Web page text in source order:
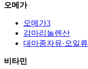
오메가
오메가3
감마리놀렌산
대마종자유·오일류
비타민